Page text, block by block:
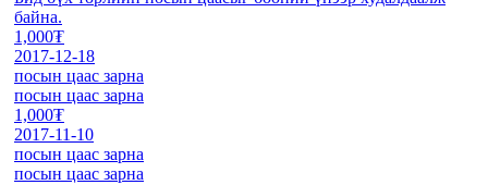
байна.
1,000₮
2017-12-18
посын цаас зарна
посын цаас зарна
1,000₮
2017-11-10
посын цаас зарна
посын цаас зарна